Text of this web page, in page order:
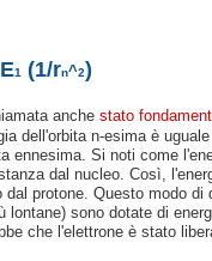
1 (1/rn^2)
anche stato
dell'orbita n-esima è
ennesima. Si noti come
dal nucleo. Così,
protone. Questo modo di
sono dotate di
che l'elettrone è stato